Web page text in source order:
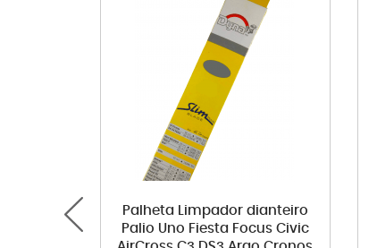
Palheta Limpador dianteiro
Palio Uno Fiesta Focus Civic